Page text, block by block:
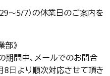
～5/7）の休業日のご案内を
部》
期間中、メールでのお問合
8日より順次対応させて頂き